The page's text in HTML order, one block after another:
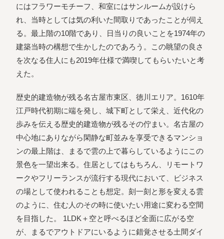
にはフラワーモチーフ、和室にはサンルームが設けら
れ、当時としては気の利いた間取りであったことが伺え
る。最上階の10階であり、日当りの良いことを1974年の
建築当時の構想で生かしたのであろう。この眺望の良さ
を次なる住人にも2019年仕様で満喫してもらいたいと考
えた。
歴史的建造物が残る名古屋市東区、徳川エリア。1610年
江戸時代初期に端を発し、城下町として栄え、近代化の
歩みを伝える歴史的建造物が残るその佇まい。名古屋の
中心地にありながら閑静な町並みを享受できるマンショ
ンの最上階は、まるで雲の上で暮らしているようにこの
景色を一望出来る。住居としてはもちろん、リモートワ
ークやフリーランスが流行する現代において、ビジネス
の場として使われることも想定。刻一刻と形を変える雲
のように、住む人のその時に使いたい用途に変わる空間
を目指した。 1LDK＋空と呼べるほど全面に広がる空
が、まるでアウトドアにいるように錯覚させる土間ダイ